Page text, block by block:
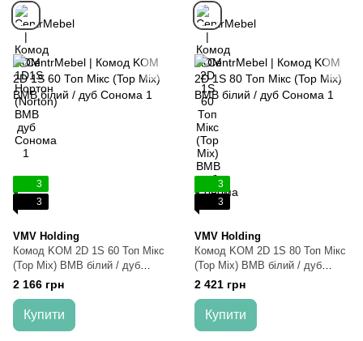
3
3
VMV Holding
Комод KOM 2D 1S 60 Топ Мікс
(Top Mix) ВМВ білий / дуб
Сонома
2 166 грн
Купити
3
3
VMV Holding
Комод KOM 2D 1S 80 Топ Мікс
(Top Mix) ВМВ білий / дуб
Сонома
2 421 грн
Купити